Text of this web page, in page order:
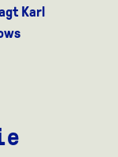
Karl